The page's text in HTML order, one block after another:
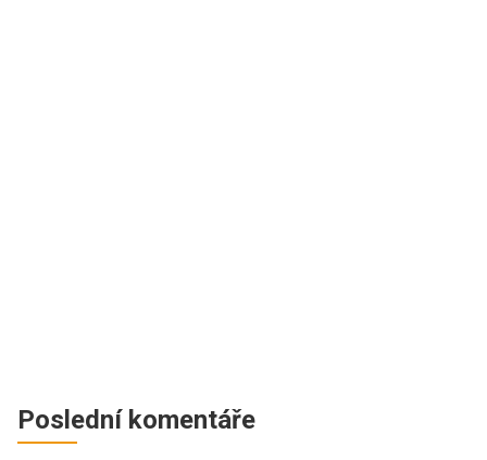
Poslední komentáře